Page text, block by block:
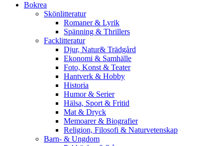
Bokrea
Skönlitteratur
Romaner & Lyrik
Spänning & Thrillers
Facklitteratur
Djur, Natur& Trädgård
Ekonomi & Samhälle
Foto, Konst & Teater
Hantverk & Hobby
Historia
Humor & Serier
Hälsa, Sport & Fritid
Mat & Dryck
Memoarer & Biografier
Religion, Filosofi & Naturvetenskap
Barn- & Ungdom